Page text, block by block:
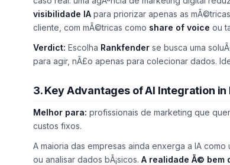
visibilidade IA para priorizar apenas as
cliente, com mÃ©tricas como share of voice ou
Verdict: Escolha Rankfender se busca uma
para agir, nÃ£o apenas para colecionar dados.
3. Key Advantages of AI Integration
Melhor para: profissionais de marketing que
custos fixos.
A maioria das empresas ainda enxerga a IA como
ou analisar dados bÃ¡sicos. A realidade Ã© bem